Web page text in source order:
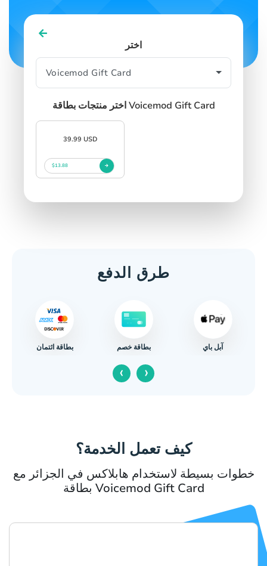
اختر
اختر منتجات بطاقة Voicemod Gift Card
39.99 USD
$13.88
طرق الدفع
بطاقة ائتمان بطاقة خصم آبل باي
‹ ›
كيف تعمل الخدمة؟
خطوات بسيطة لاستخدام هابلاكس في الجزائر مع
بطاقة Voicemod Gift Card